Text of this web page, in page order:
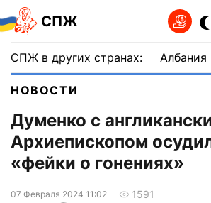
СПЖ
СПЖ в других странах: Албания
НОВОСТИ
Думенко с
Архиепископом
«фейки о гонениях»
07 Февраля 2024 11:02
1591